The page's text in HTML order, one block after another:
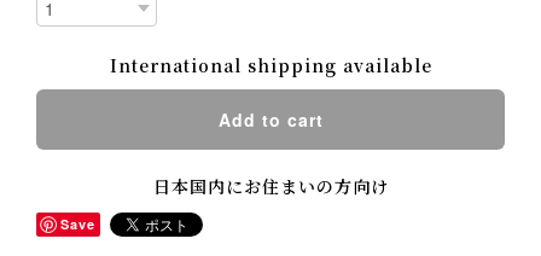
International shipping available
Add to cart
日本国内にお住まいの方向け
Save